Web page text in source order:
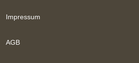
Impressum
AGB